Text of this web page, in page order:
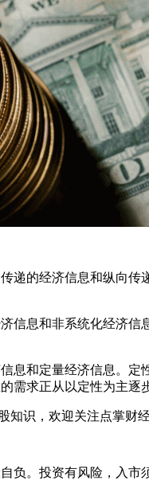
的经济信息和纵向传
息和非系统化经济信
和定量经济信息。定
求正从以定性为主逐
知识，欢迎关注点掌财经
负。投资有风险，入市